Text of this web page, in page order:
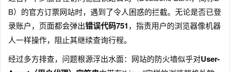
B）的官方订票网站时，遇到了令人困惑的拦截。无论是否已登
录账户，页面都会弹出错误代码751，指责用户的浏览器像机器
人一样操作，阻止其继续查询行程。
经过多方排查，问题根源浮出水面：网站的防火墙似乎对User-